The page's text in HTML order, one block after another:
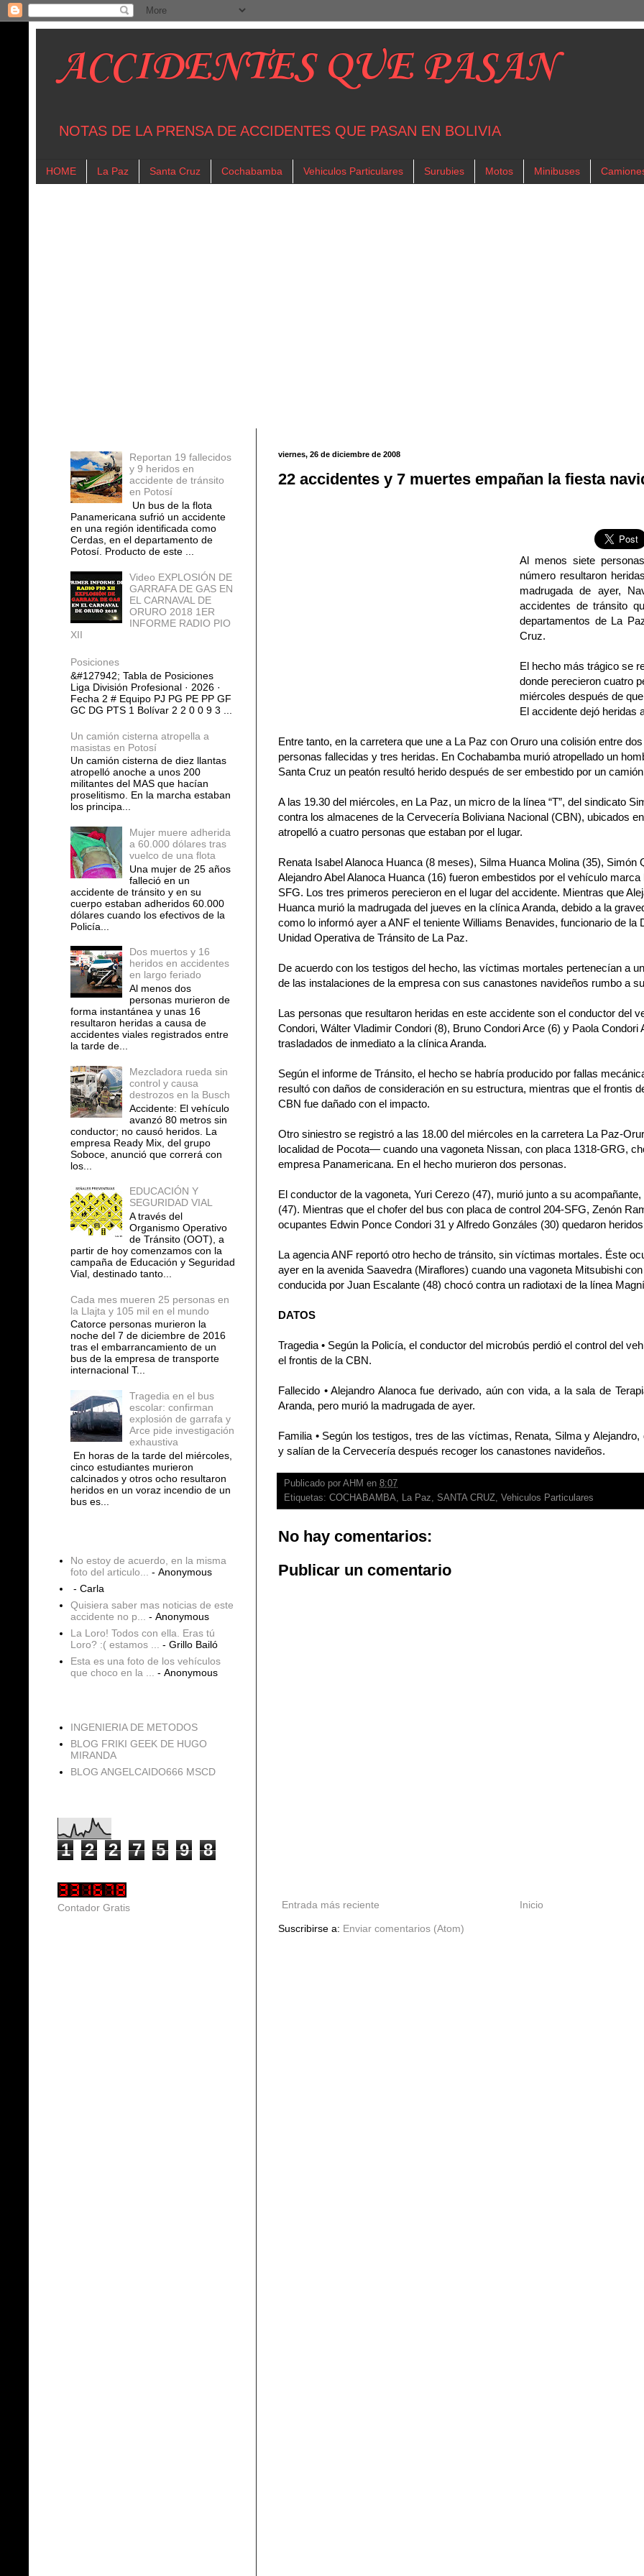
ACCIDENTES QUE PASAN
NOTAS DE LA PRENSA DE ACCIDENTES QUE PASAN EN BOLIVIA
HOME La Paz Santa Cruz Cochabamba Vehiculos Particulares Surubies Motos Minibuses
viernes, 26 de diciembre de 2008
22 accidentes y 7 muertes empañan la fiesta
Al menos siete
número resultaron
madrugada de ayer,
accidentes de tránsito
departamentos de La
Cruz.
El hecho más trágico se
donde perecieron cuatro
miércoles después de
El accidente dejó heridas
Entre tanto, en la carretera que une a La Paz con Oruro una colisión entre
personas fallecidas y tres heridas. En Cochabamba murió atropellado un
Santa Cruz un peatón resultó herido después de ser embestido por un
A las 19.30 del miércoles, en La Paz, un micro de la línea “T”, del sindicato
contra los almacenes de la Cervecería Boliviana Nacional (CBN), ubicados
atropelló a cuatro personas que estaban por el lugar.
Renata Isabel Alanoca Huanca (8 meses), Silma Huanca Molina (35), Simón
Alejandro Abel Alanoca Huanca (16) fueron embestidos por el vehículo
SFG. Los tres primeros perecieron en el lugar del accidente. Mientras que
Huanca murió la madrugada del jueves en la clínica Aranda, debido a la
como lo informó ayer a ANF el teniente Williams Benavides, funcionario de la
Unidad Operativa de Tránsito de La Paz.
De acuerdo con los testigos del hecho, las víctimas mortales pertenecían a
de las instalaciones de la empresa con sus canastones navideños rumbo a
Las personas que resultaron heridas en este accidente son el conductor del
Condori, Wálter Vladimir Condori (8), Bruno Condori Arce (6) y Paola Condori
trasladados de inmediato a la clínica Aranda.
Según el informe de Tránsito, el hecho se habría producido por fallas
resultó con daños de consideración en su estructura, mientras que el frontis
CBN fue dañado con el impacto.
Otro siniestro se registró a las 18.00 del miércoles en la carretera La Paz-
localidad de Pocota— cuando una vagoneta Nissan, con placa 1318-GRG,
empresa Panamericana. En el hecho murieron dos personas.
El conductor de la vagoneta, Yuri Cerezo (47), murió junto a su
(47). Mientras que el chofer del bus con placa de control 204-SFG, Zenón
ocupantes Edwin Ponce Condori 31 y Alfredo Gonzáles (30) quedaron
La agencia ANF reportó otro hecho de tránsito, sin víctimas mortales. Éste
ayer en la avenida Saavedra (Miraflores) cuando una vagoneta Mitsubishi
conducida por Juan Escalante (48) chocó contra un radiotaxi de la línea
DATOS
Tragedia • Según la Policía, el conductor del microbús perdió el control del
el frontis de la CBN.
Fallecido • Alejandro Alanoca fue derivado, aún con vida, a la sala de
Aranda, pero murió la madrugada de ayer.
Familia • Según los testigos, tres de las víctimas, Renata, Silma y
y salían de la Cervecería después recoger los canastones navideños.
Publicado por AHM en 8:07
Etiquetas: COCHABAMBA, La Paz, SANTA CRUZ, Vehiculos Particulares
No hay comentarios:
Publicar un comentario
Entrada más reciente Inicio
Suscribirse a: Enviar comentarios (Atom)
Reportan 19 fallecidos
y 9 heridos en
accidente de tránsito
en Potosí
Un bus de la flota
Panamericana sufrió un accidente
en una región identificada como
Cerdas, en el departamento de
Potosí. Producto de este ...
Video EXPLOSIÓN DE
GARRAFA DE GAS EN
EL CARNAVAL DE
ORURO 2018 1ER
INFORME RADIO PIO
XII
Posiciones
&#127942; Tabla de Posiciones
Liga División Profesional · 2026 ·
Fecha 2 # Equipo PJ PG PE PP GF
GC DG PTS 1 Bolívar 2 2 0 0 9 3 ...
Un camión cisterna atropella a
masistas en Potosí
Un camión cisterna de diez llantas
atropelló anoche a unos 200
militantes del MAS que hacían
proselitismo. En la marcha estaban
los principa...
Mujer muere adherida
a 60.000 dólares tras
vuelco de una flota
Una mujer de 25 años
falleció en un
accidente de tránsito y en su
cuerpo estaban adheridos 60.000
dólares cuando los efectivos de la
Policía...
Dos muertos y 16
heridos en accidentes
en largo feriado
Al menos dos
personas murieron de
forma instantánea y unas 16
resultaron heridas a causa de
accidentes viales registrados entre
la tarde de...
Mezcladora rueda sin
control y causa
destrozos en la Busch
Accidente: El vehículo
avanzó 80 metros sin
conductor; no causó heridos. La
empresa Ready Mix, del grupo
Soboce, anunció que correrá con
los...
EDUCACIÓN Y
SEGURIDAD VIAL
A través del
Organismo Operativo
de Tránsito (OOT), a
partir de hoy comenzamos con la
campaña de Educación y Seguridad
Vial, destinado tanto...
Cada mes mueren 25 personas en
la Llajta y 105 mil en el mundo
Catorce personas murieron la
noche del 7 de diciembre de 2016
tras el embarrancamiento de un
bus de la empresa de transporte
internacional T...
Tragedia en el bus
escolar: confirman
explosión de garrafa y
Arce pide investigación
exhaustiva
En horas de la tarde del miércoles,
cinco estudiantes murieron
calcinados y otros ocho resultaron
heridos en un voraz incendio de un
bus es...
No estoy de acuerdo, en la misma
foto del articulo...
- Anonymous
- Carla
Quisiera saber mas noticias de este
accidente no p...
- Anonymous
La Loro! Todos con ella. Eras tú
Loro? :( estamos ...
- Grillo Bailó
Esta es una foto de los vehículos
que choco en la ...
- Anonymous
INGENIERIA DE METODOS
BLOG FRIKI GEEK DE HUGO
MIRANDA
BLOG ANGELCAIDO666 MSCD
1 2 2 7 5 9 8
Contador Gratis